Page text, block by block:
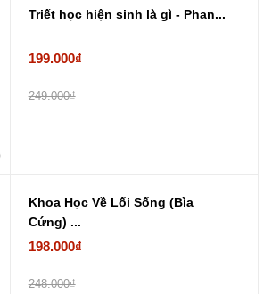
Triết học hiện sinh là gì - Phan...
199.000₫
249.000₫
Khoa Học Về Lối Sống (Bìa
Cứng) ...
198.000₫
248.000₫